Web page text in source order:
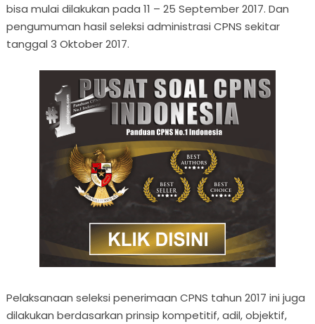
bisa mulai dilakukan pada 11 – 25 September 2017. Dan
pengumuman hasil seleksi administrasi CPNS sekitar
tanggal 3 Oktober 2017.
Pelaksanaan seleksi penerimaan CPNS tahun 2017 ini juga
dilakukan berdasarkan prinsip kompetitif, adil, objektif,